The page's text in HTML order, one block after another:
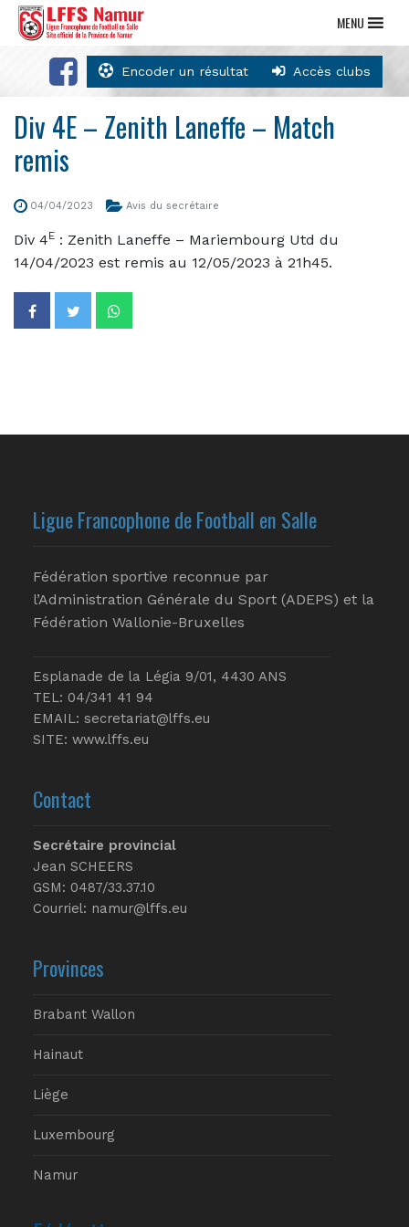
Encoder un résultat Accès clubs
MENU
Div 4E – Zenith Laneffe – Match
remis
04/04/2023 Avis du secrétaire
Div 4E : Zenith Laneffe – Mariembourg Utd du
14/04/2023 est remis au 12/05/2023 à 21h45.
Ligue Francophone de Football en Salle
Fédération sportive reconnue par
l’Administration Générale du Sport (ADEPS) et la
Fédération Wallonie-Bruxelles
Esplanade de la Légia 9/01, 4430 ANS
TEL: 04/341 41 94
EMAIL: secretariat@lffs.eu
SITE: www.lffs.eu
Contact
Secrétaire provincial
Jean SCHEERS
GSM: 0487/33.37.10
Courriel: namur@lffs.eu
Provinces
Brabant Wallon
Hainaut
Liège
Luxembourg
Namur